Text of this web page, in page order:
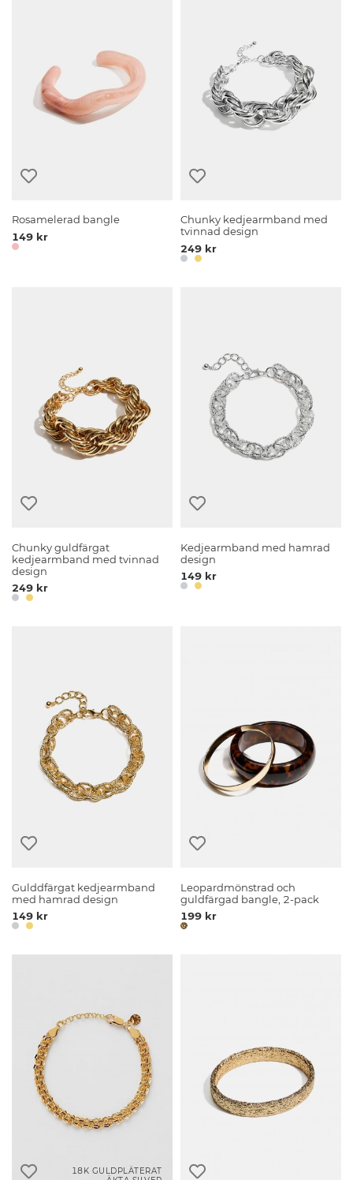
Rosamelerad bangle
149 kr
Chunky kedjearmband med
tvinnad design
249 kr
Chunky guldfärgat
kedjearmband med tvinnad
design
249 kr
Kedjearmband med hamrad
design
149 kr
Gulddfärgat kedjearmband
med hamrad design
149 kr
Leopardmönstrad och
guldfärgad bangle, 2-pack
199 kr
18K GULDPLÄTERAT